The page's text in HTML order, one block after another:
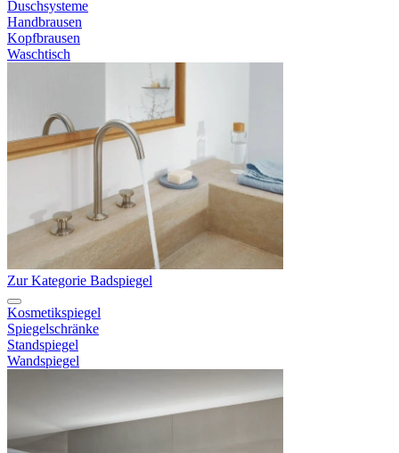
Duschsysteme
Handbrausen
Kopfbrausen
Waschtisch
Zur Kategorie Badspiegel
Kosmetikspiegel
Spiegelschränke
Standspiegel
Wandspiegel